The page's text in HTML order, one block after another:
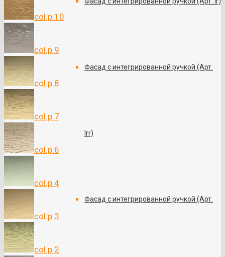
Фасад с интегрированной ручкой (Арт.
Irr)
Фасад с интегрированной ручкой (Арт.
col.p.10
col.p.9
col.p.8
col.p.7
col.p.6
col.p.4
col.p.3
col.p.2